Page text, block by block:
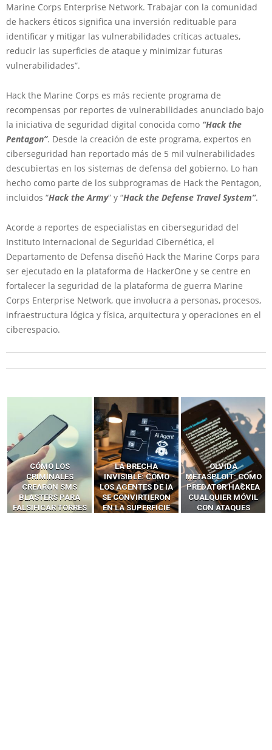
Marine Corps Enterprise Network. Trabajar con la comunidad
de hackers éticos significa una inversión redituable para
identificar y mitigar las vulnerabilidades críticas actuales,
reducir las superficies de ataque y minimizar futuras
vulnerabilidades”.
Hack the Marine Corps es más reciente programa de
recompensas por reportes de vulnerabilidades anunciado bajo
la iniciativa de seguridad digital conocida como “Hack the
Pentagon”. Desde la creación de este programa, expertos en
ciberseguridad han reportado más de 5 mil vulnerabilidades
descubiertas en los sistemas de defensa del gobierno. Lo han
hecho como parte de los subprogramas de Hack the Pentagon,
incluidos “Hack the Army” y “Hack the Defense Travel System”.
Acorde a reportes de especialistas en ciberseguridad del
Instituto Internacional de Seguridad Cibernética, el
Departamento de Defensa diseñó Hack the Marine Corps para
ser ejecutado en la plataforma de HackerOne y se centre en
fortalecer la seguridad de la plataforma de guerra Marine
Corps Enterprise Network, que involucra a personas, procesos,
infraestructura lógica y física, arquitectura y operaciones en el
ciberespacio.
LA BRECHA
INVISIBLE: CÓMO
LOS AGENTES DE IA
SE CONVIRTIERON
EN LA SUPERFICIE
OLVIDA
METASPLOIT: CÓMO
PREDATOR HACKEA
CUALQUIER MÓVIL
CON ATAQUES
CÓMO LOS HACKERS
INTERCEPTAN OTPS
Y LLAMADAS
MÓVILES SIN
‘HACKEAR’ — EL